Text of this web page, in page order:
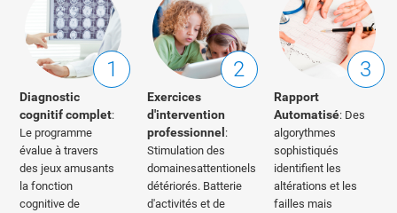
1
Diagnostic
cognitif complet:
Le programme
évalue à travers
des jeux amusants
la fonction
cognitive de
2
Exercices
d'intervention
professionnel :
Stimulation des
domainesattentionels
détériorés. Batterie
d'activités et de
3
Rapport
Automatisé: Des
algorythmes
sophistiqués
identifient les
altérations et les
failles mais